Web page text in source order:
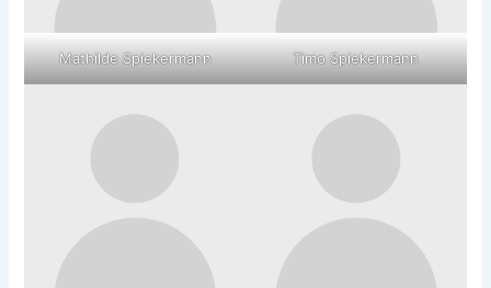
Mathilde Spiekermann Timo Spiekermann